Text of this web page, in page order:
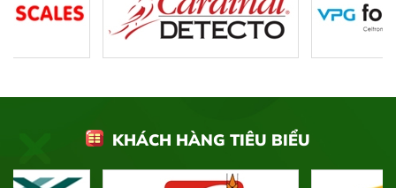
KHÁCH HÀNG TIÊU BIỂU